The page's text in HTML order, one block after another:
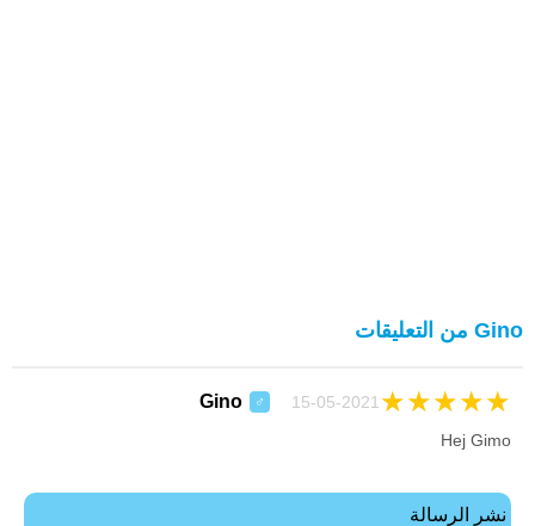
Gino من التعليقات
Gino ♂ 15-05-2021 ★
★
★
★
★
Hej Gimo
نشر الرسالة